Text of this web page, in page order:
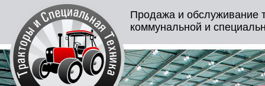
Продажа и обслуживание
коммунальной и